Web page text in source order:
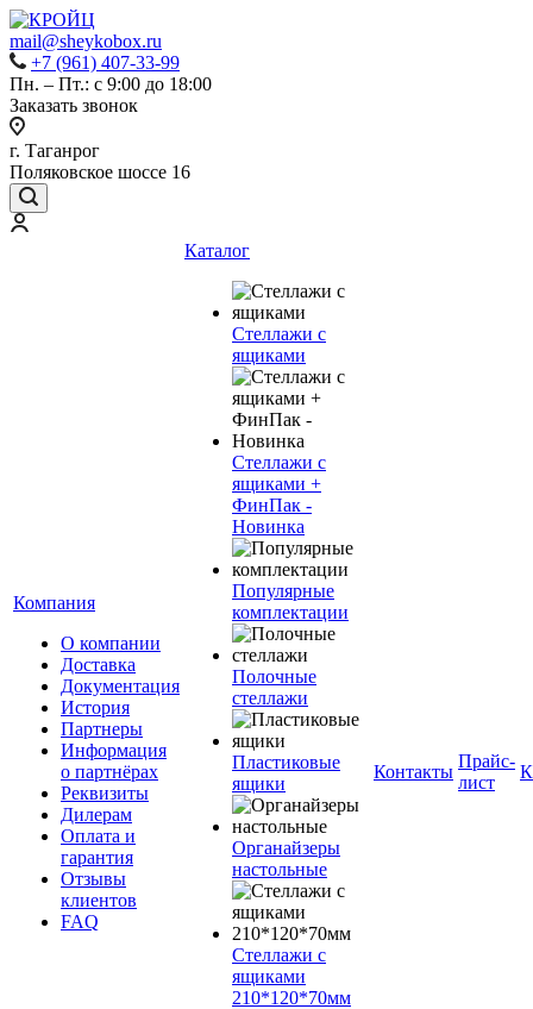
mail@sheykobox.ru
+7 (961) 407-33-99
Пн. – Пт.: с 9:00 до 18:00
Заказать звонок
г. Таганрог
Поляковское шоссе 16
Компания
О компании
Доставка
Документация
История
Партнеры
Информация
о партнёрах
Реквизиты
Дилерам
Оплата и
гарантия
Отзывы
клиентов
FAQ
Каталог
Стеллажи с
ящиками
Стеллажи с
ящиками +
ФинПак -
Новинка
Популярные
комплектации
Полочные
стеллажи
Пластиковые
ящики
Органайзеры
настольные
Стеллажи с
ящиками
210*120*70мм
Контакты
Прайс-
лист